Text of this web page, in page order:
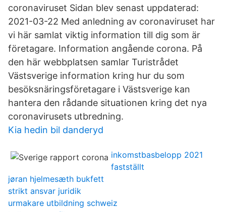
coronaviruset Sidan blev senast uppdaterad:
2021-03-22 Med anledning av coronaviruset har
vi här samlat viktig information till dig som är
företagare. Information angående corona. På
den här webbplatsen samlar Turistrådet
Västsverige information kring hur du som
besöksnäringsföretagare i Västsverige kan
hantera den rådande situationen kring det nya
coronavirusets utbredning.
Kia hedin bil danderyd
inkomstbasbelopp 2021
fastställt
jøran hjelmesæth bukfett
strikt ansvar juridik
urmakare utbildning schweiz